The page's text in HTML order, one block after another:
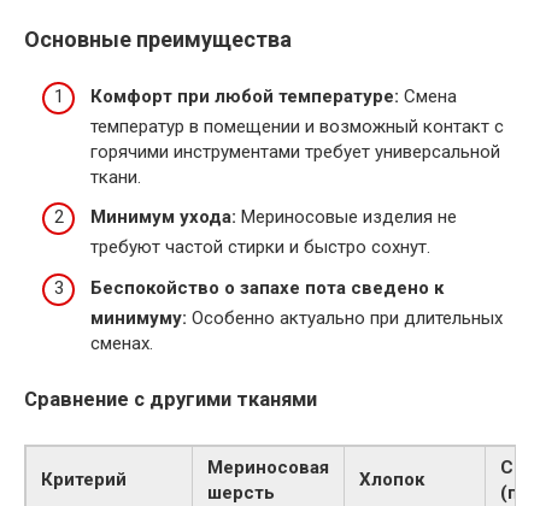
Основные преимущества
Комфорт при любой температуре: Смена
температур в помещении и возможный контакт с
горячими инструментами требует универсальной
ткани.
Минимум ухода: Мериносовые изделия не
требуют частой стирки и быстро сохнут.
Беспокойство о запахе пота сведено к
минимуму: Особенно актуально при длительных
сменах.
Сравнение с другими тканями
Критерий
Мериносовая
шерсть
Хлопок